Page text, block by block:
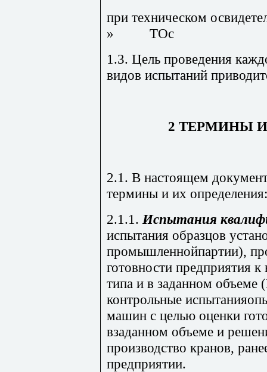
при техническом
» ТОс
1.3. Цель проведения
видов испытаний
2 ТЕРМИНЫ
2.1. В настоящем
термины и их определения:
2.1.1. Испытания
испытания образцов
промышленнойпартии),
готовности предприятия
типа и в заданном
контрольные
машин с целью оценки
взаданном объеме и
производство кранов,
предприятии.